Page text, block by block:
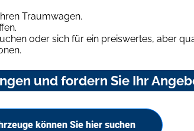
Traumwagen.
oder sich für ein preiswertes, aber
und fordern Sie Ihr
können Sie hier suchen